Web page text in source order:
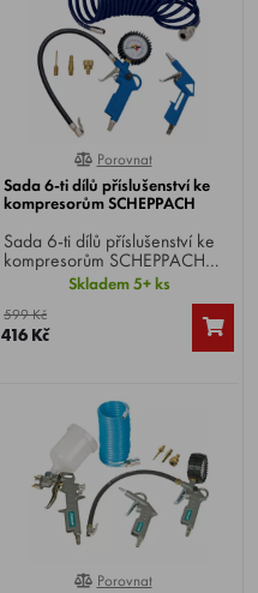
80%
Porovnat
Sada 6-ti dílů příslušenství ke
kompresorům SCHEPPACH
Sada 6-ti dílů příslušenství ke
kompresorům SCHEPPACH
, která by neměla chybět u
žádného kompresoru.
Skladem 5+ ks
599 Kč
416 Kč
0%
Porovnat